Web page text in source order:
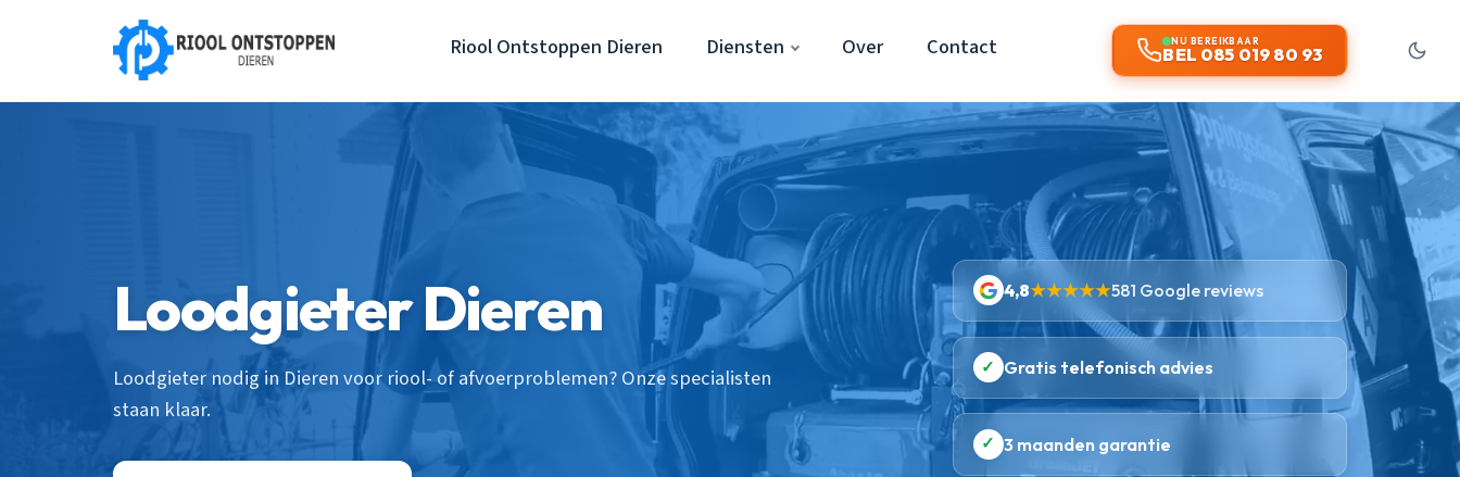
Riool Ontstoppen Dieren Diensten Over Contact NU BEREIKBAAR
BEL 085 019 80 93
Loodgieter Dieren
Loodgieter nodig in Dieren voor riool- of afvoerproblemen? Onze specialisten
staan klaar.
4,8★★★★★581 Google reviews
✓ Gratis telefonisch advies
✓ 3 maanden garantie